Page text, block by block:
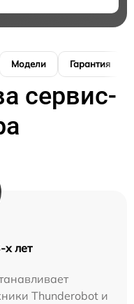
Модели Гарантия
сервис-
х лет
Thunderobot и